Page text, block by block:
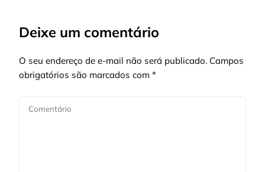
Deixe um comentário
O seu endereço de e-mail não será publicado. Campos
obrigatórios são marcados com *